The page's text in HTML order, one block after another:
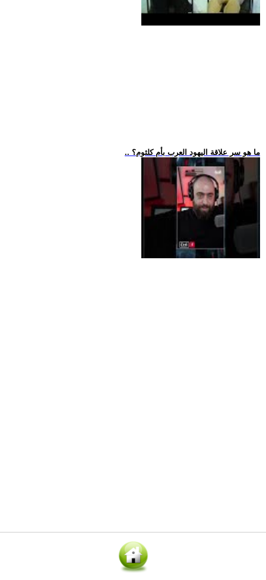
.. ما هو سر علاقة اليهود العرب بأم كلثوم؟